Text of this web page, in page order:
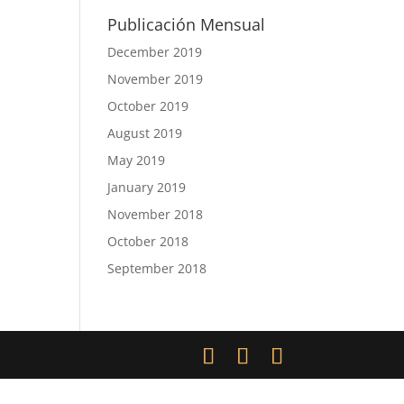
Publicación Mensual
December 2019
November 2019
October 2019
August 2019
May 2019
January 2019
November 2018
October 2018
September 2018